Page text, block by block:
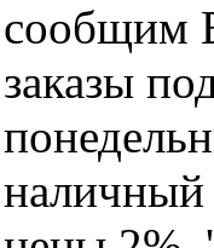
сообщим
заказы
наличный